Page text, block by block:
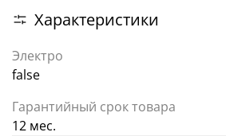
Характеристики
Электро
false
Гарантийный срок товара
12 мес.